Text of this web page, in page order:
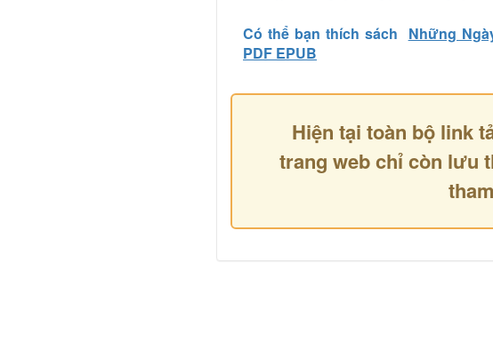
Có thể bạn thích sách
Những
PDF EPUB
Hiện tại toàn bộ link
trang web chỉ còn lưu